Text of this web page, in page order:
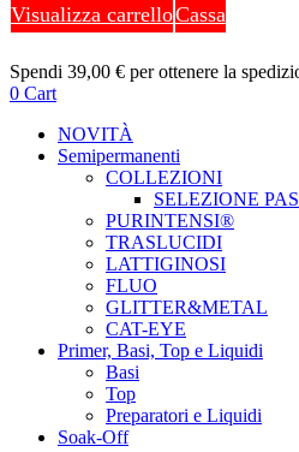
Visualizza carrelloCassa
Spendi 39,00 € per ottenere la
0 Cart
NOVITÀ
Semipermanenti
COLLEZIONI
SELEZIONE
PURINTENSI®
TRASLUCIDI
LATTIGINOSI
FLUO
GLITTER&METAL
CAT-EYE
Primer, Basi, Top e Liquidi
Basi
Top
Preparatori e Liquidi
Soak-Off